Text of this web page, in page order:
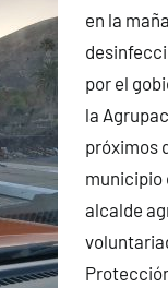
en la
por el
la
próximos
municipio
alcalde